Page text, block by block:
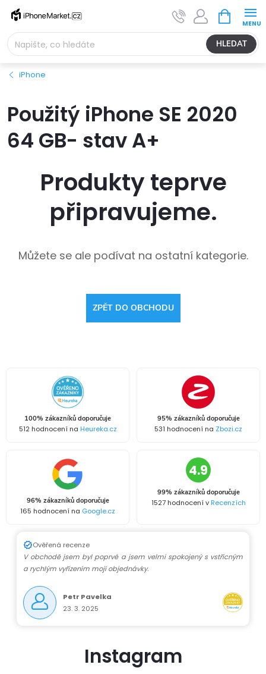
Přejít
obsah
HLEDAT
NÁKUPNÍ
KOŠÍK
iPhone
Použitý iPhone SE 2020
64 GB- stav A+
Produkty teprve
připravujeme.
Můžete se ale podívat na ostatní kategorie.
ZPĚT DO OBCHODU
100% zákazníků doporučuje
512 hodnocení na Heureka.cz
95% zákazníků doporučuje
531 hodnocení na Zbozi.cz
96% zákazníků doporučuje
165 hodnocení na Google.cz
4.9
99% zákazníků doporučuje
1527 hodnocení vRecenzích
Ověřená recenze
V obchodě jsem byl poprvé a jsem velmi spokojený s vstřícným
a rychlým vyřízením mojí objednávky.
Petr Pavelka
23. 3. 2025
Instagram